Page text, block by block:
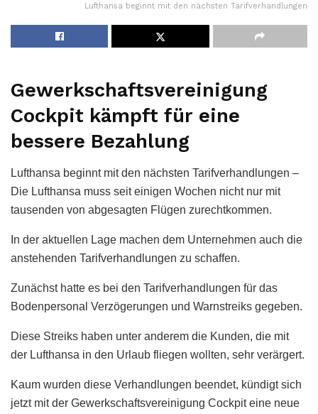
Lufthansa beginnt mit den nächsten Tarifverhandlungen
Gewerkschaftsvereinigung
Cockpit kämpft für eine
bessere Bezahlung
Lufthansa beginnt mit den nächsten Tarifverhandlungen –
Die Lufthansa muss seit einigen Wochen nicht nur mit
tausenden von abgesagten Flügen zurechtkommen.
In der aktuellen Lage machen dem Unternehmen auch die
anstehenden Tarifverhandlungen zu schaffen.
Zunächst hatte es bei den Tarifverhandlungen für das
Bodenpersonal Verzögerungen und Warnstreiks gegeben.
Diese Streiks haben unter anderem die Kunden, die mit
der Lufthansa in den Urlaub fliegen wollten, sehr verärgert.
Kaum wurden diese Verhandlungen beendet, kündigt sich
jetzt mit der Gewerkschaftsvereinigung Cockpit eine neue